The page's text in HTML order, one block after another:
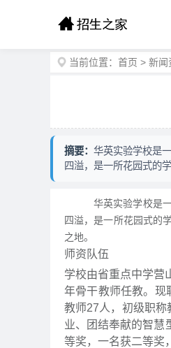
当前位置： 首页 > 新闻
摘要： 华英实验学校是
四溢，是一所花园式的
华英实验学校是一所
四溢，是一所花园式的
之地。
师资队伍
学校由省重点中学营
年骨干教师任教。现
教师27人，初级职称
业、团结奉献的智慧
等奖，一名获二等奖